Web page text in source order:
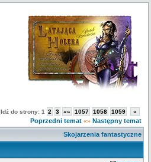
Idź do strony: 1 2 3 «» 1057 1058 1059 »
Poprzedni temat «» Następny temat
Skojarzenia fantastyczne